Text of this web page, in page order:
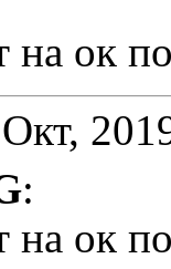
на ок
:
на ок